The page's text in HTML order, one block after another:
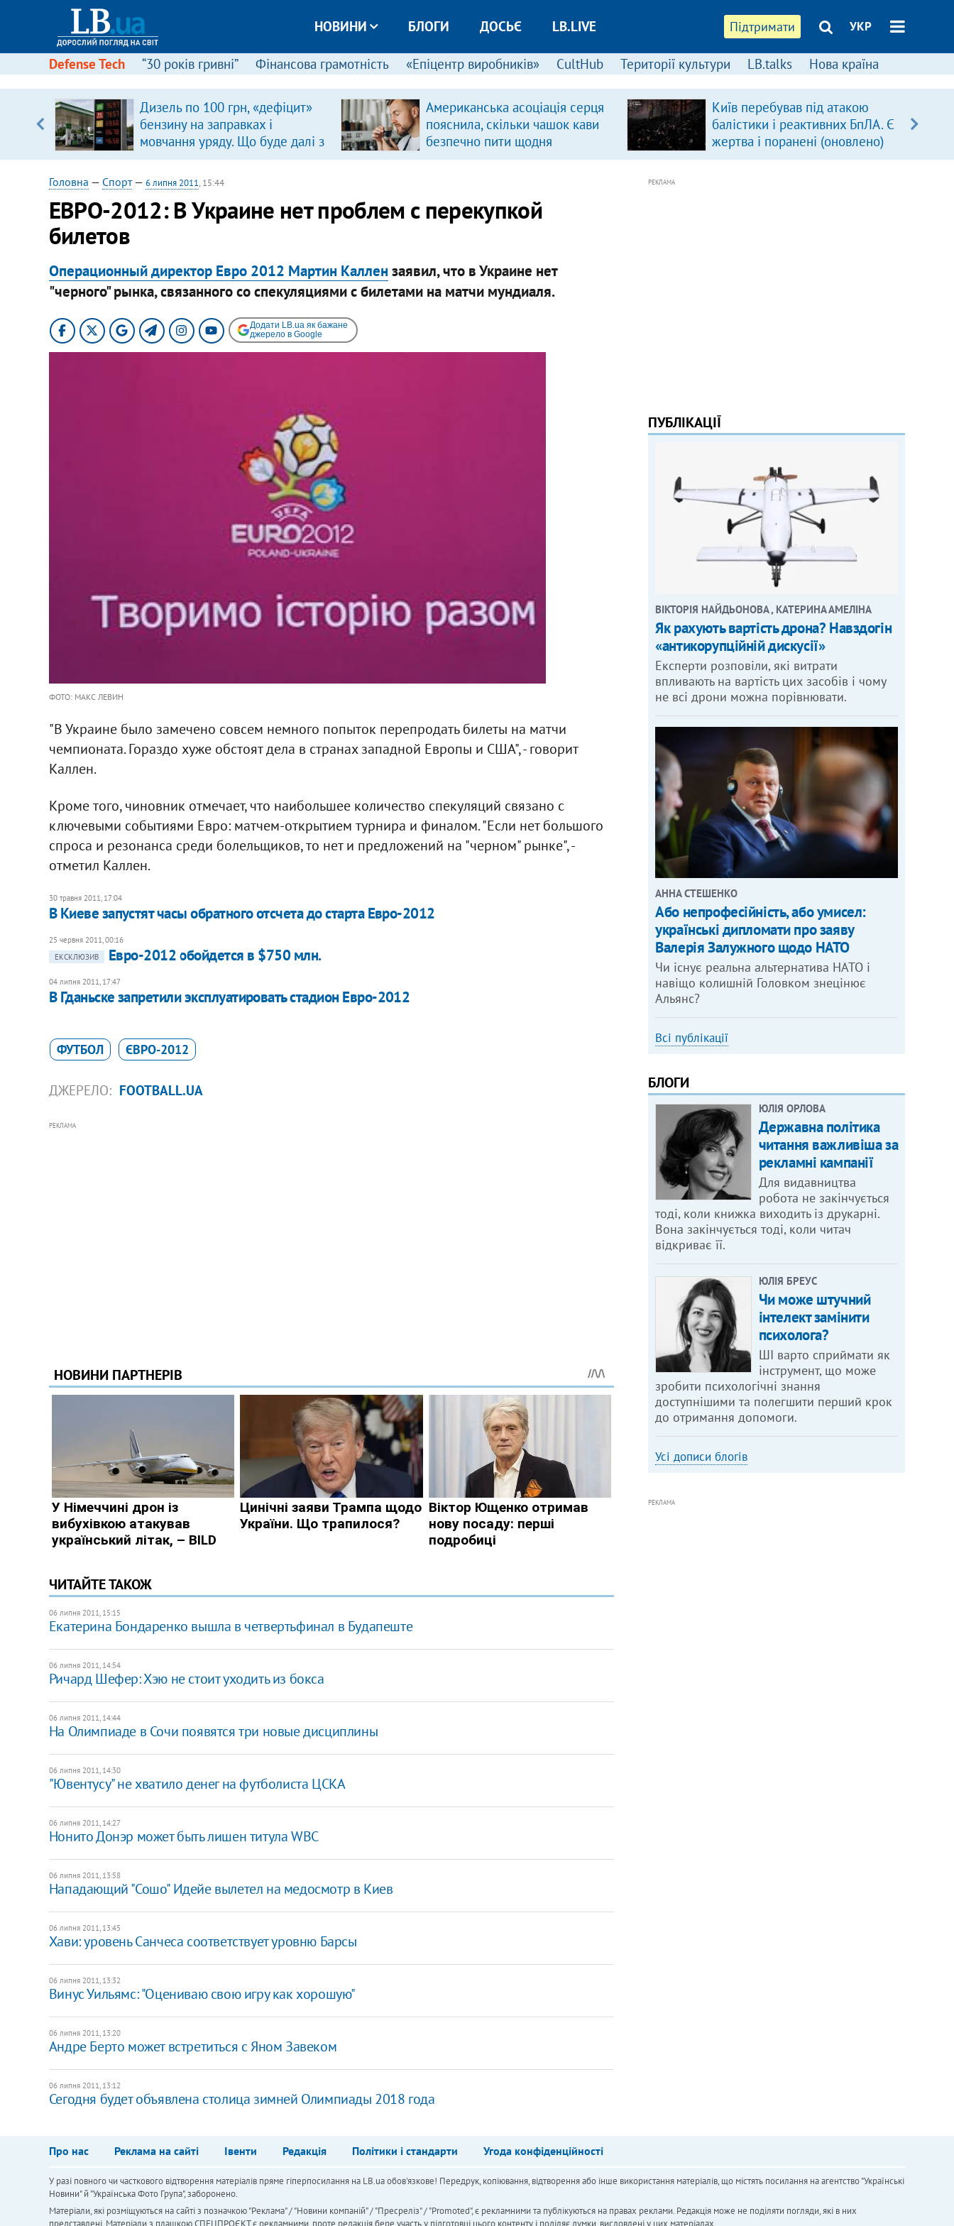
Підтримати УКР
НОВИНИ БЛОГИ ДОСЬЄ LB.LIVE
Defense Tech “30 років гривні” Фінансова грамотність «Епіцентр виробників» CultHub Території культури LB.talks Нова країна
Дизель по 100 грн, «дефіцит»
бензину на заправках і
мовчання уряду. Що буде далі з
цінами на пальне?
Американська асоціація серця
пояснила, скільки чашок кави
безпечно пити щодня
Київ перебував під атакою
балістики і реактивних БпЛА. Є
жертва і поранені (оновлено)
Головна — Спорт— 6 липня 2011, 15:44
ЕВРО-2012: В Украине нет проблем с перекупкой
билетов
Операционный директор Евро 2012 Мартин Каллен заявил, что в Украине нет
"черного" рынка, связанного со спекуляциями с билетами на матчи мундиаля.
Додати LB.ua як бажане
джерело в Google
ФОТО: МАКС ЛЕВИН
"В Украине было замечено совсем немного попыток перепродать билеты на матчи
чемпионата. Гораздо хуже обстоят дела в странах западной Европы и США", - говорит
Каллен.
Кроме того, чиновник отмечает, что наибольшее количество спекуляций связано с
ключевыми событиями Евро: матчем-открытием турнира и финалом. "Если нет большого
спроса и резонанса среди болельщиков, то нет и предложений на "черном" рынке", -
отметил Каллен.
30 травня 2011, 17:04
​В Киеве запустят часы обратного отсчета до старта Евро-2012
25 червня 2011, 00:16
ЕКСКЛЮЗИВ
Евро-2012 обойдется в $750 млн.
04 липня 2011, 17:47
В Гданьске запретили эксплуатировать стадион Евро-2012
ФУТБОЛ ЄВРО-2012
ДЖЕРЕЛО: FOOTBALL.UA
РЕКЛАМА
ЧИТАЙТЕ ТАКОЖ
06 липня 2011, 15:15
Екатерина Бондаренко вышла в четвертьфинал в Будапеште
06 липня 2011, 14:54
Ричард Шефер: Хэю не стоит уходить из бокса
06 липня 2011, 14:44
На Олимпиаде в Сочи появятся три новые дисциплины
06 липня 2011, 14:30
"Ювентусу" не хватило денег на футболиста ЦСКА
06 липня 2011, 14:27
Нонито Донэр может быть лишен титула WBC
06 липня 2011, 13:58
Нападающий "Сошо" Идейе вылетел на медосмотр в Киев
06 липня 2011, 13:45
Хави: уровень Санчеса соответствует уровню Барсы
06 липня 2011, 13:32
Винус Уильямс: "Оцениваю свою игру как хорошую"
06 липня 2011, 13:20
Андре Берто может встретиться с Яном Завеком
06 липня 2011, 13:12
Сегодня будет объявлена столица зимней Олимпиады 2018 года
РЕКЛАМА
ПУБЛІКАЦІЇ
ВІКТОРІЯ НАЙДЬОНОВА , КАТЕРИНА АМЕЛІНА
Як рахують вартість дрона? Навздогін
«антикорупційній дискусії»
Експерти розповіли, які витрати
впливають на вартість цих засобів і чому
не всі дрони можна порівнювати.
АННА СТЕШЕНКО
Або непрофесійність, або умисел:
українські дипломати про заяву
Валерія Залужного щодо НАТО
Чи існує реальна альтернатива НАТО і
навіщо колишній Головком знецінює
Альянс?
Всі публікації
БЛОГИ
ЮЛІЯ ОРЛОВА
Державна політика
читання важливіша за
рекламні кампанії
Для видавництва
робота не закінчується
тоді, коли книжка виходить із друкарні.
Вона закінчується тоді, коли читач
відкриває її.
ЮЛІЯ БРЕУС
Чи може штучний
інтелект замінити
психолога?
ШІ варто сприймати як
інструмент, що може
зробити психологічні знання
доступнішими та полегшити перший крок
до отримання допомоги.
Усі дописи блогів
РЕКЛАМА
Про нас Реклама на сайті Івенти Редакція Політики і стандарти Угода конфіденційності
У разі повного чи часткового відтворення матеріалів пряме гіперпосилання на LB.ua обов'язкове! Передрук, копіювання, відтворення або інше використання матеріалів, що містять посилання на агентство "Українськi
Новини" й "Українська Фото Група", заборонено.
Матеріали, які розміщуються на сайті з позначкою "Реклама" / "Новини компаній" / "Пресреліз" / "Promoted", є рекламними та публікуються на правах реклами. Редакція може не поділяти погляди, які в них
представлені. Матеріали з плашкою СПЕЦПРОЄКТ є рекламними, проте редакція бере участь у підготовці цього контенту і поділяє думки, висловлені у цих матеріалах.